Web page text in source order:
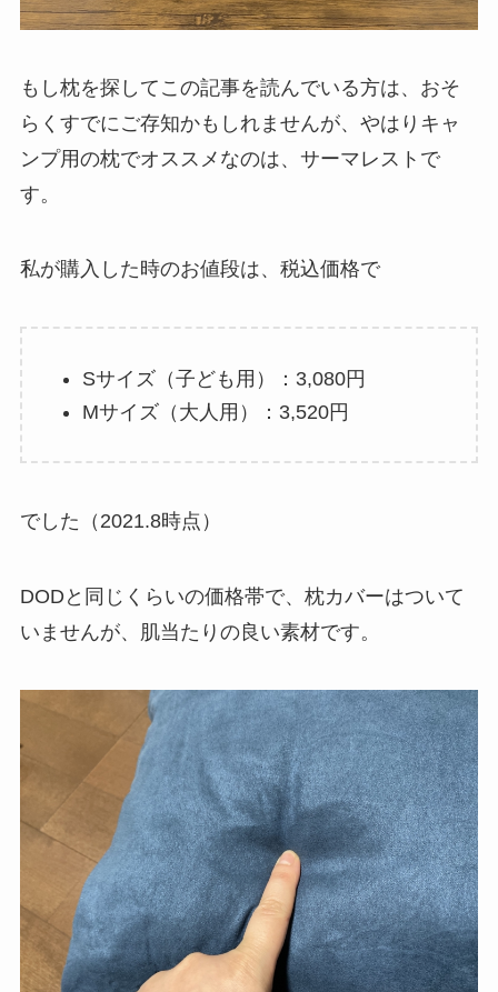
もし枕を探してこの記事を読んでいる方は、おそ
らくすでにご存知かもしれませんが、やはりキャ
ンプ用の枕でオススメなのは、サーマレストで
す。
私が購入した時のお値段は、税込価格で
Sサイズ（子ども用）：3,080円
Mサイズ（大人用）：3,520円
でした（2021.8時点）
DODと同じくらいの価格帯で、枕カバーはついて
いませんが、肌当たりの良い素材です。